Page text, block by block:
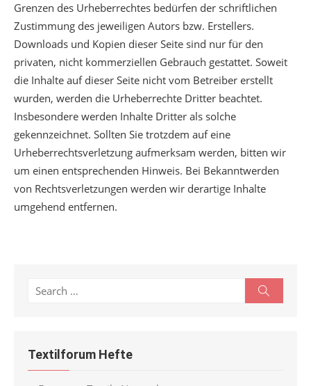
Grenzen des Urheberrechtes bedürfen der schriftlichen
Zustimmung des jeweiligen Autors bzw. Erstellers.
Downloads und Kopien dieser Seite sind nur für den
privaten, nicht kommerziellen Gebrauch gestattet. Soweit
die Inhalte auf dieser Seite nicht vom Betreiber erstellt
wurden, werden die Urheberrechte Dritter beachtet.
Insbesondere werden Inhalte Dritter als solche
gekennzeichnet. Sollten Sie trotzdem auf eine
Urheberrechtsverletzung aufmerksam werden, bitten wir
um einen entsprechenden Hinweis. Bei Bekanntwerden
von Rechtsverletzungen werden wir derartige Inhalte
umgehend entfernen.
Search
Textilforum Hefte